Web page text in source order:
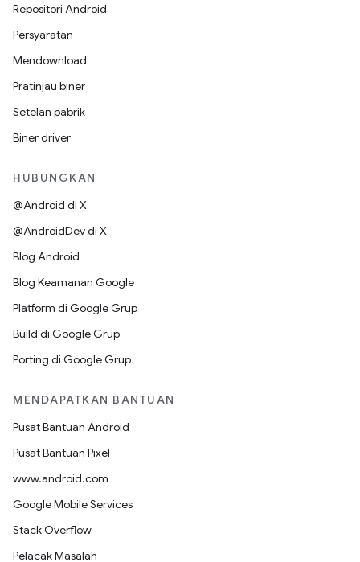
Repositori Android
Persyaratan
Mendownload
Pratinjau biner
Setelan pabrik
Biner driver
HUBUNGKAN
@Android di X
@AndroidDev di X
Blog Android
Blog Keamanan Google
Platform di Google Grup
Build di Google Grup
Porting di Google Grup
MENDAPATKAN BANTUAN
Pusat Bantuan Android
Pusat Bantuan Pixel
www.android.com
Google Mobile Services
Stack Overflow
Pelacak Masalah